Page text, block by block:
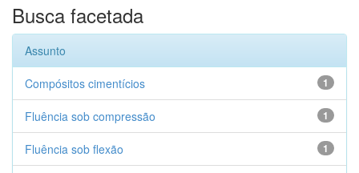
Busca facetada
Assunto
1
Compósitos cimentícios
1
Fluência sob compressão
1
Fluência sob flexão